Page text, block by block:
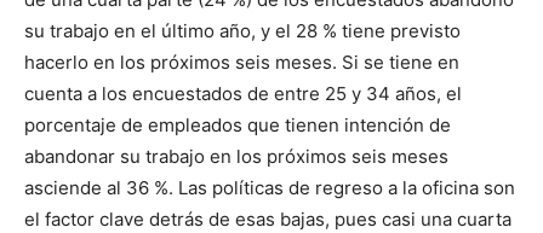
su trabajo en el último año, y el 28 % tiene previsto
hacerlo en los próximos seis meses. Si se tiene en
cuenta a los encuestados de entre 25 y 34 años, el
porcentaje de empleados que tienen intención de
abandonar su trabajo en los próximos seis meses
asciende al 36 %. Las políticas de regreso a la oficina son
el factor clave detrás de esas bajas, pues casi una cuarta